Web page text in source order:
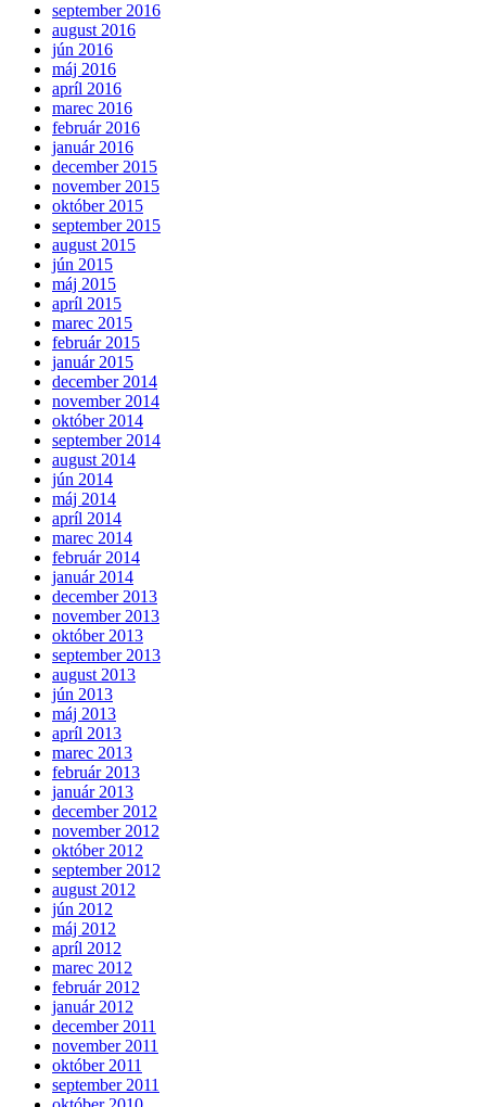
september 2016
august 2016
jún 2016
máj 2016
apríl 2016
marec 2016
február 2016
január 2016
december 2015
november 2015
október 2015
september 2015
august 2015
jún 2015
máj 2015
apríl 2015
marec 2015
február 2015
január 2015
december 2014
november 2014
október 2014
september 2014
august 2014
jún 2014
máj 2014
apríl 2014
marec 2014
február 2014
január 2014
december 2013
november 2013
október 2013
september 2013
august 2013
jún 2013
máj 2013
apríl 2013
marec 2013
február 2013
január 2013
december 2012
november 2012
október 2012
september 2012
august 2012
jún 2012
máj 2012
apríl 2012
marec 2012
február 2012
január 2012
december 2011
november 2011
október 2011
september 2011